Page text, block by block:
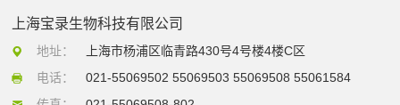
上海宝录生物科技有限公司
地址：
上海市杨浦区临青路430号4号楼4楼C区
电话：
021-55069502 55069503 55069508 55061584